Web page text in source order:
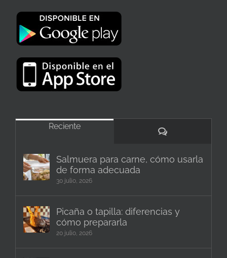
Reciente
Comentarios
Salmuera para carne, cómo usarla
de forma adecuada
30 julio, 2026
Picaña o tapilla: diferencias y
cómo prepararla
20 julio, 2026